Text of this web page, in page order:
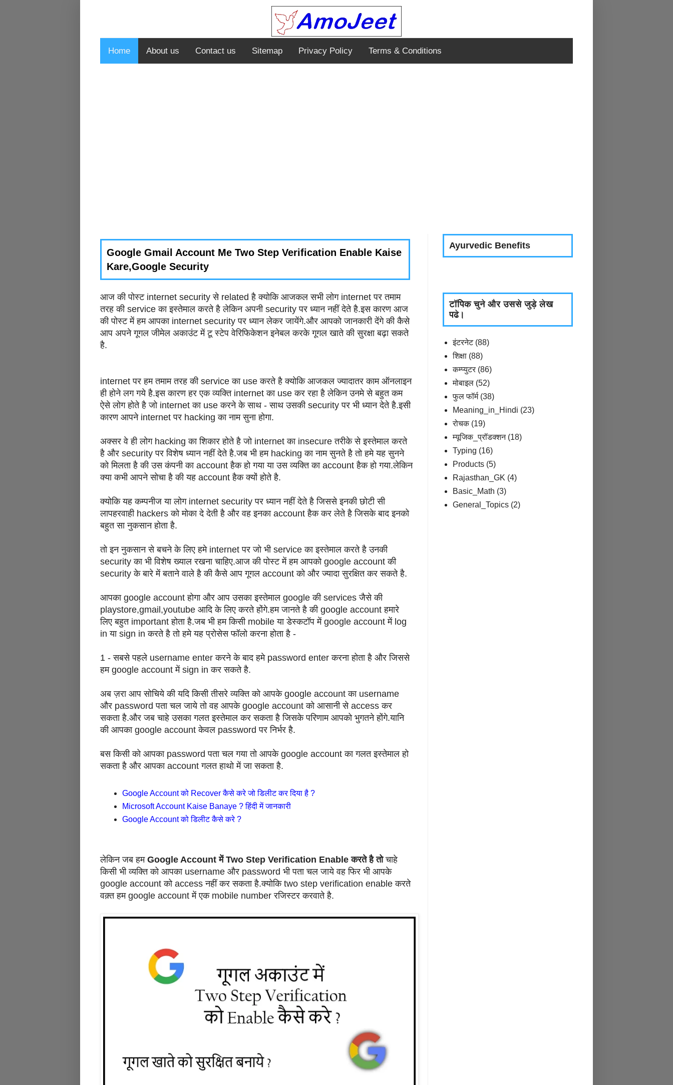
Home About us Contact us Sitemap Privacy Policy Terms & Conditions
Google Gmail Account Me Two Step Verification Enable Kaise
Kare,Google Security
आज की पोस्ट internet security से related है क्योकि आजकल सभी लोग internet पर तमाम
तरह की service का इस्तेमाल करते है लेकिन अपनी security पर ध्यान नहीं देते है.इस कारण आज
की पोस्ट में हम आपका internet security पर ध्यान लेकर जायेंगे.और आपको जानकारी देंगे की कैसे
आप अपने गूगल जीमेल अकाउंट में टू स्टेप वेरिफिकेशन इनेबल करके गूगल खाते की सुरक्षा बढ़ा सकते
है.
internet पर हम तमाम तरह की service का use करते है क्योकि आजकल ज्यादातर काम ऑनलाइन
ही होने लग गये है.इस कारण हर एक व्यक्ति internet का use कर रहा है लेकिन उनमे से बहुत कम
ऐसे लोग होते है जो internet का use करने के साथ - साथ उसकी security पर भी ध्यान देते है.इसी
कारण आपने internet पर hacking का नाम सुना होगा.
अक्सर वे ही लोग hacking का शिकार होते है जो internet का insecure तरीके से इस्तेमाल करते
है और security पर विशेष ध्यान नहीं देते है.जब भी हम hacking का नाम सुनते है तो हमे यह सुनने
को मिलता है की उस कंपनी का account हैक हो गया या उस व्यक्ति का account हैक हो गया.लेकिन
क्या कभी आपने सोचा है की यह account हैक क्यों होते है.
क्योकि यह कम्पनीज या लोग internet security पर ध्यान नहीं देते है जिससे इनकी छोटी सी
लापहरवाही hackers को मोका दे देती है और वह इनका account हैक कर लेते है जिसके बाद इनको
बहुत सा नुकसान होता है.
तो इन नुकसान से बचने के लिए हमे internet पर जो भी service का इस्तेमाल करते है उनकी
security का भी विशेष ख्याल रखना चाहिए.आज की पोस्ट में हम आपको google account की
security के बारे में बताने वाले है की कैसे आप गूगल account को और ज्यादा सुरक्षित कर सकते है.
आपका google account होगा और आप उसका इस्तेमाल google की services जैसे की
playstore,gmail,youtube आदि के लिए करते होंगे.हम जानते है की google account हमारे
लिए बहुत important होता है.जब भी हम किसी mobile या डेस्कटॉप में google account में log
in या sign in करते है तो हमे यह प्रोसेस फॉलो करना होता है -
1 - सबसे पहले username enter करने के बाद हमे password enter करना होता है और जिससे
हम google account में sign in कर सकते है.
अब ज़रा आप सोचिये की यदि किसी तीसरे व्यक्ति को आपके google account का username
और password पता चल जाये तो वह आपके google account को आसानी से access कर
सकता है.और जब चाहे उसका गलत इस्तेमाल कर सकता है जिसके परिणाम आपको भुगतने होंगे.यानि
की आपका google account केवल password पर निर्भर है.
बस किसी को आपका password पता चल गया तो आपके google account का गलत इस्तेमाल हो
सकता है और आपका account गलत हाथो में जा सकता है.
Google Account को Recover कैसे करे जो डिलीट कर दिया है ?
Microsoft Account Kaise Banaye ? हिंदी में जानकारी
Google Account को डिलीट कैसे करे ?
लेकिन जब हम Google Account में Two Step Verification Enable करते है तोचाहे
किसी भी व्यक्ति को आपका username और password भी पता चल जाये वह फिर भी आपके
google account को access नहीं कर सकता है.क्योकि two step verification enable करते
वक़्त हम google account में एक mobile number रजिस्टर करवाते है.
Ayurvedic Benefits
टॉपिक चुने और उससे जुड़े लेख
पढे।
इंटरनेट (88)
शिक्षा (88)
कम्प्युटर (86)
मोबाइल (52)
फुल फॉर्म (38)
Meaning_in_Hindi (23)
रोचक (19)
म्यूजिक_प्रॉडक्शन (18)
Typing (16)
Products (5)
Rajasthan_GK (4)
Basic_Math (3)
General_Topics (2)